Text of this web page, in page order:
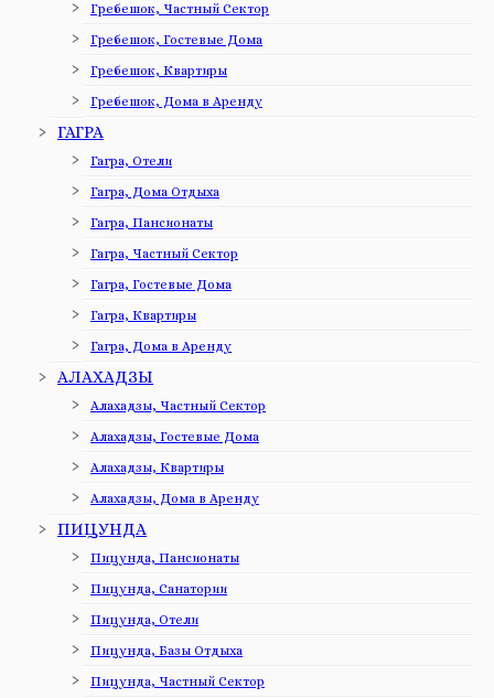
Гребешок, Частный Сектор
Гребешок, Гостевые Дома
Гребешок, Квартиры
Гребешок, Дома в Аренду
ГАГРА
Гагра, Отели
Гагра, Дома Отдыха
Гагра, Пансионаты
Гагра, Частный Сектор
Гагра, Гостевые Дома
Гагра, Квартиры
Гагра, Дома в Аренду
АЛАХАДЗЫ
Алахадзы, Частный Сектор
Алахадзы, Гостевые Дома
Алахадзы, Квартиры
Алахадзы, Дома в Аренду
ПИЦУНДА
Пицунда, Пансионаты
Пицунда, Санатории
Пицунда, Отели
Пицунда, Базы Отдыха
Пицунда, Частный Сектор